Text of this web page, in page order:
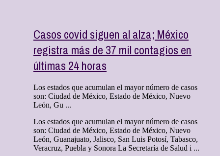
Casos covid siguen al alza; México
registra más de 37 mil contagios en
últimas 24 horas
Los estados que acumulan el mayor número de casos
son: Ciudad de México, Estado de México, Nuevo
León, Gu ...
Los estados que acumulan el mayor número de casos
son: Ciudad de México, Estado de México, Nuevo
León, Guanajuato, Jalisco, San Luis Potosí, Tabasco,
Veracruz, Puebla y Sonora La Secretaría de Salud i ...